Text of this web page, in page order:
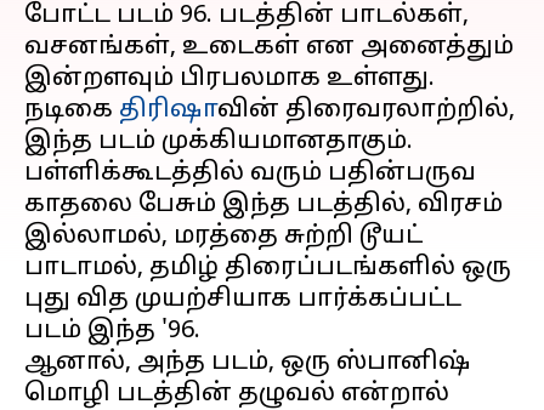
போட்ட படம் 96. படத்தின் பாடல்கள்,
வசனங்கள், உடைகள் என அனைத்தும்
இன்றளவும் பிரபலமாக உள்ளது.
நடிகை திரிஷாவின் திரைவரலாற்றில்,
இந்த படம் முக்கியமானதாகும்.
பள்ளிக்கூடத்தில் வரும் பதின்பருவ
காதலை பேசும் இந்த படத்தில், விரசம்
இல்லாமல், மரத்தை சுற்றி டூயட்
பாடாமல், தமிழ் திரைப்படங்களில் ஒரு
புது வித முயற்சியாக பார்க்கப்பட்ட
படம் இந்த '96.
ஆனால், அந்த படம், ஒரு ஸ்பானிஷ்
மொழி படத்தின் தழுவல் என்றால்